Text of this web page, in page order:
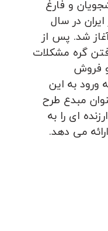
و فارغ
در سال
آغاز شد. پس از
گره مشکلات
فروش
ورود به این
مبدع طرح
ای را به
می دهد.